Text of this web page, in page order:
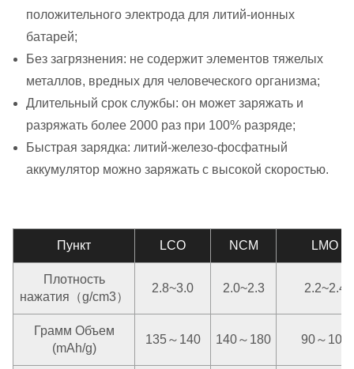
положительного электрода для литий-ионных
батарей;
Без загрязнения: не содержит элементов тяжелых
металлов, вредных для человеческого организма;
Длительный срок службы: он может заряжать и
разряжать более 2000 раз при 100% разряде;
Быстрая зарядка: литий-железо-фосфатный
аккумулятор можно заряжать с высокой скоростью.
Пункт LCO NCM LMO
Плотность
нажатия（g/cm3）
2.8~3.0 2.0~2.3 2.2~2.4
Грамм Объем
(mAh/g)
135～140 140～180 90～100